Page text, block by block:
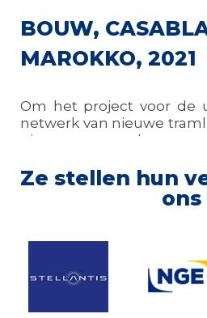
BOUW,
MAROKKO, 2021
Om het project voor de
netwerk van nieuwe
uit te voeren, koos
Ontdek meer
Ze stellen hun
ons